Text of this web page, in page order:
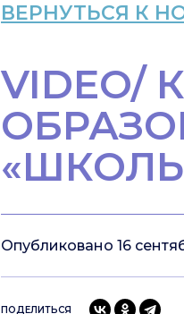
ВЕРНУТЬСЯ К
Опубликовано 16
ПОДЕЛИТЬСЯ